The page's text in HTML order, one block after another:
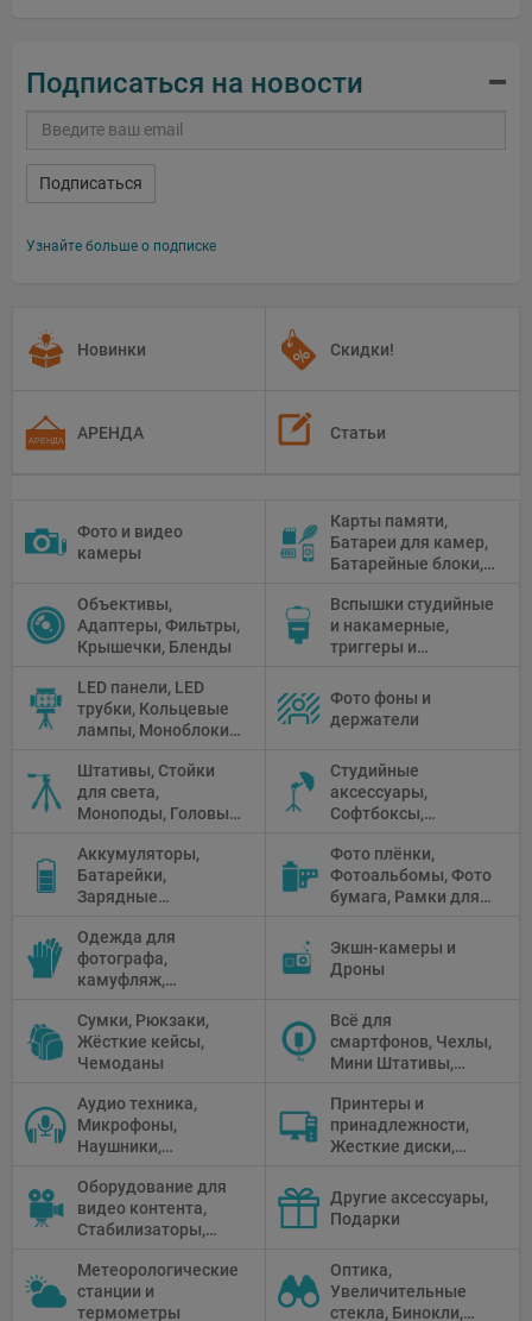
Подписаться на новости
Подписаться
Узнайте больше о подписке
Новинки Скидки!
АРЕНДА Статьи
Фото и видео
камеры
Карты памяти,
Батареи для камер,
Батарейные блоки,
Объективы,
Адаптеры, Фильтры,
Крышечки, Бленды
Вспышки студийные
и накамерные,
триггеры и
LED панели, LED
трубки, Кольцевые
лампы, Моноблоки,
Флуоресцентное и
галогенное
освещение
Фото фоны и
держатели
Штативы, Стойки
для света,
Моноподы, Головы
Студийные
аксессуары,
Софтбоксы,
Рефлекторы,
Отражатели,
Предметные
Аккумуляторы,
Батарейки,
Зарядные
питания, Солнечные
панели
Фото плёнки,
Фотоальбомы, Фото
бумага, Рамки для
камеры
Одежда для
фотографа,
камуфляж,
Экшн-камеры и
Дроны
Сумки, Рюкзаки,
Жёсткие кейсы,
Чемоданы
Всё для
смартфонов, Чехлы,
Мини Штативы,
Аудио техника,
Микрофоны,
Наушники,
микшеры, Кабели и
адаптеры
Принтеры и
принадлежности,
Жесткие диски,
Проекторы,
Графические
Планшеты, Бумага
Оборудование для
видео контента,
Стабилизаторы,
Мониторы,
Профессиональное
видео
Другие аксессуары,
Подарки
Метеорологические
станции и
термометры
Оптика,
Увеличительные
стекла, Бинокли,